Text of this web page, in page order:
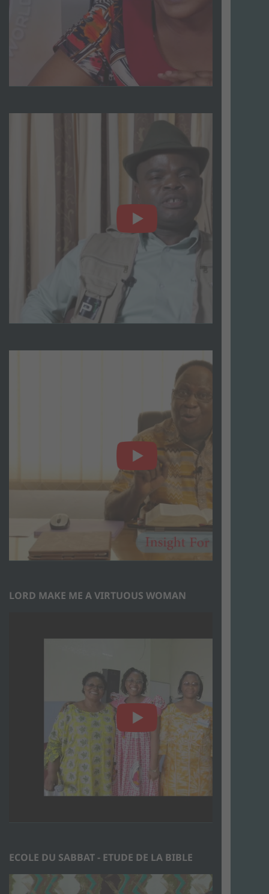
LORD MAKE ME A VIRTUOUS WOMAN
ECOLE DU SABBAT - ETUDE DE LA BIBLE